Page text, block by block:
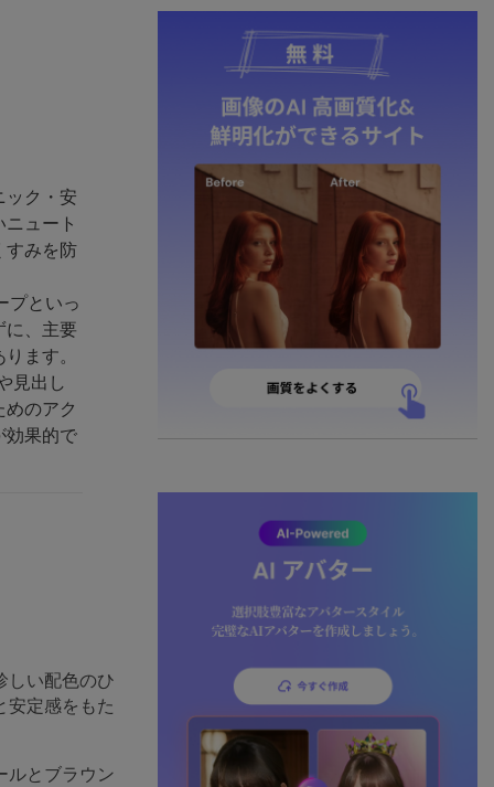
ック・安
ュート
すみを防
プといっ
に、主要
ます。
見出し
のアク
効果的で
しい配色のひ
安定感をもた
ルとブラウン